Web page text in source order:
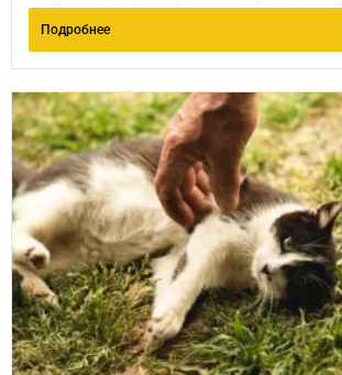
Подробнее